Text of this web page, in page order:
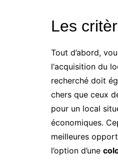
Les
Tout d’abord,
l‘acquisition du
recherché doit
chers que ceux
pour un local
économiques.
meilleures
l’option d’une